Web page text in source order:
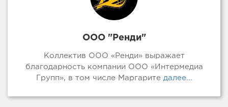
ООО "Ренди"
Коллектив ООО «Ренди» выражает
благодарность компании ООО «Интермедиа
Групп», в том числе Маргарите далее...